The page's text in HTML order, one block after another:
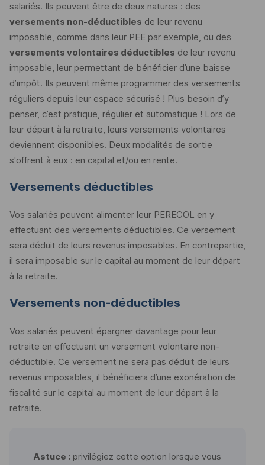
salariés. Ils peuvent être de deux natures : des
versements non-déductibles de leur revenu
imposable, comme dans leur PEE par exemple, ou des
versements volontaires déductibles de leur revenu
imposable, leur permettant de bénéficier d’une baisse
d’impôt. Ils peuvent même programmer des versements
réguliers depuis leur espace sécurisé ! Plus besoin d’y
penser, c’est pratique, régulier et automatique ! Lors de
leur départ à la retraite, leurs versements volontaires
deviennent disponibles. Deux modalités de sortie
s'offrent à eux : en capital et/ou en rente.
Versements déductibles
Vos salariés peuvent alimenter leur PERECOL en y
effectuant des versements déductibles. Ce versement
sera déduit de leurs revenus imposables. En contrepartie,
il sera imposable sur le capital au moment de leur départ
à la retraite.
Versements non-déductibles
Vos salariés peuvent épargner davantage pour leur
retraite en effectuant un versement volontaire non-
déductible. Ce versement ne sera pas déduit de leurs
revenus imposables, il bénéficiera d’une exonération de
fiscalité sur le capital au moment de leur départ à la
retraite.
Astuce : privilégiez cette option lorsque vous